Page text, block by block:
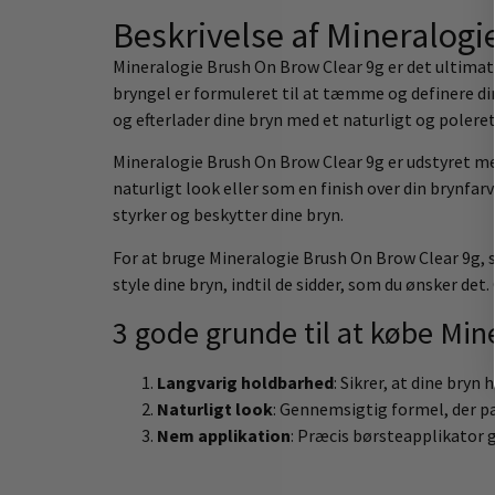
Beskrivelse af
Mineralogie Brush On Brow Clear 9g er det
bryngel er formuleret til at tæmme og definere
og efterlader dine bryn med et naturligt og poleret
Mineralogie Brush On Brow Clear 9g er udstyret
naturligt look eller som en finish over din
styrker og beskytter dine bryn.
For at bruge Mineralogie Brush On Brow Clear
style dine bryn, indtil de sidder, som du ønsker
3 gode grunde til at købe
Langvarig holdbarhed: Sikrer, at dine bryn
Naturligt look: Gennemsigtig formel, der
Nem applikation: Præcis børsteapplikator